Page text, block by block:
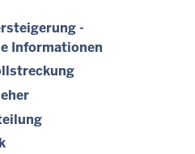
-
Informationen